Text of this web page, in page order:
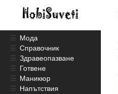
☰ Мода
☰ Справочник
☰ Здравеопазване
☰ Готвене
☰ Маникюр
☰ Напътствия